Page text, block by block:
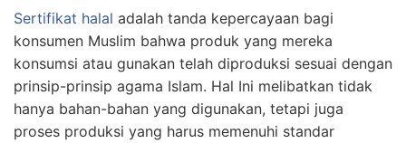
Sertifikat halal adalah tanda kepercayaan bagi
konsumen Muslim bahwa produk yang mereka
konsumsi atau gunakan telah diproduksi sesuai dengan
prinsip-prinsip agama Islam. Hal Ini melibatkan tidak
hanya bahan-bahan yang digunakan, tetapi juga
proses produksi yang harus memenuhi standar